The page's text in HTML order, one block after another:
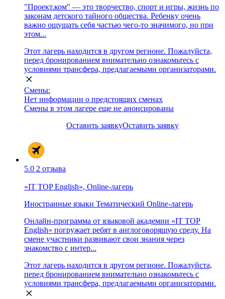
"Проект.ком" — это творчество, спорт и игры, жизнь по
законам детского тайного общества. Ребенку очень
важно ощущать себя частью чего-то значимого, но при
этом...
Этот лагерь находится в другом регионе. Пожалуйста,
перед бронированием внимательно ознакомьтесь с
условиями трансфера, предлагаемыми организаторами.
Смены:
Нет информации о предстоящих сменах
Смены в этом лагере еще не анонсированы
Оставить заявкуОставить заявку
5.0 2 отзыва
«IT TOP English», Online-лагерь
Иностранные языки Тематический Online-лагерь
Онлайн-программа от языковой академии «IT TOP
English» погружает ребят в англоговорящую среду. На
смене участники развивают свои знания через
знакомство с интер...
Этот лагерь находится в другом регионе. Пожалуйста,
перед бронированием внимательно ознакомьтесь с
условиями трансфера, предлагаемыми организаторами.